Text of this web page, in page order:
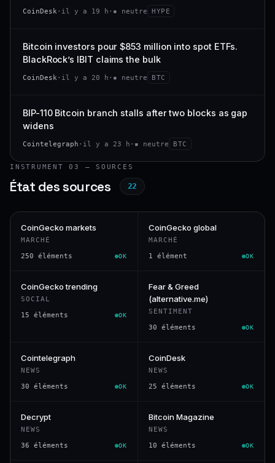
CoinDesk · il y a 19 h · ▪ neutre HYPE
Bitcoin investors pour $853 million into spot ETFs.
BlackRock’s IBIT claims the bulk
CoinDesk · il y a 20 h · ▪ neutre BTC
BIP-110 Bitcoin branch stalls after two blocks as gap
widens
Cointelegraph · il y a 23 h · ▪ neutre BTC
INSTRUMENT 03 — SOURCES
État des sources 22
CoinGecko markets
MARCHÉ
250 éléments OK
CoinGecko global
MARCHÉ
1 élément OK
CoinGecko trending
SOCIAL
15 éléments OK
Fear & Greed
(alternative.me)
SENTIMENT
30 éléments OK
Cointelegraph
NEWS
30 éléments OK
CoinDesk
NEWS
25 éléments OK
Decrypt
NEWS
36 éléments OK
Bitcoin Magazine
NEWS
10 éléments OK